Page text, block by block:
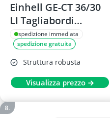
Einhell GE-CT 36/30
LI Tagliabordi
Elettrico Senza Fili
spedizione immediata
spedizione gratuita
Struttura robusta
Visualizza prezzo →